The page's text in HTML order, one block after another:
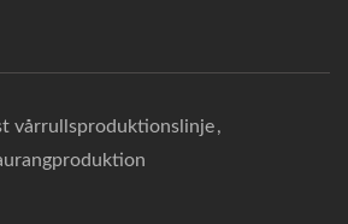
vårrullsproduktionslinje,